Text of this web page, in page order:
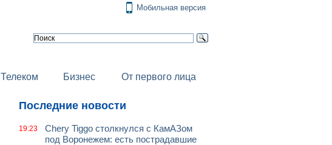
Мобильная версия
Телеком Бизнес От первого лица
Последние новости
19:23
Chery Tiggo столкнулся с КамАЗом
под Воронежем: есть пострадавшие